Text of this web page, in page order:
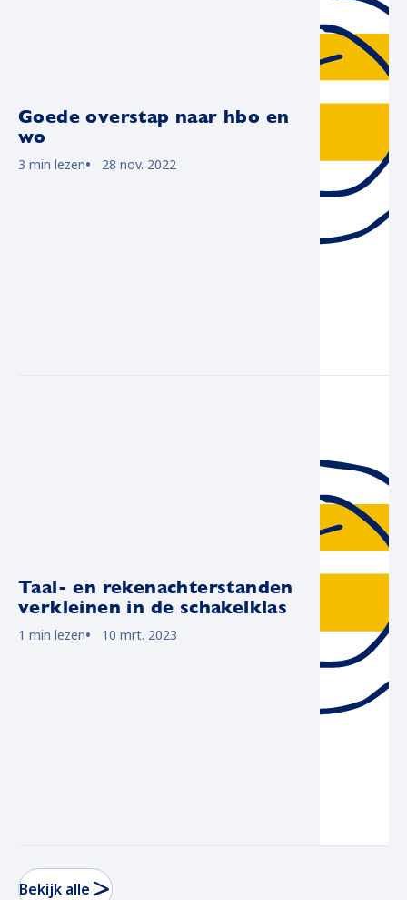
Goede overstap naar hbo en
wo
3 min lezen 28 nov. 2022
Taal- en rekenachterstanden
verkleinen in de schakelklas
1 min lezen 10 mrt. 2023
Bekijk alle